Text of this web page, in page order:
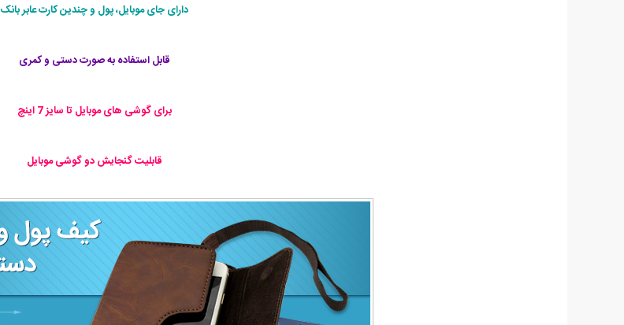
دارای جای موبایل، پول و چندین کارت عابر بانک
قابل استفاده به صورت دستی و کمری
برای گوشی های موبایل تا سایز 7 اینچ
قابليت گنجايش دو گوشی موبایل